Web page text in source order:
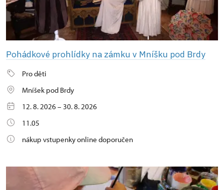
Pohádkové prohlídky na zámku v Mníšku pod Brdy
Pro děti
Mníšek pod Brdy
12. 8. 2026 – 30. 8. 2026
11.05
nákup vstupenky online doporučen